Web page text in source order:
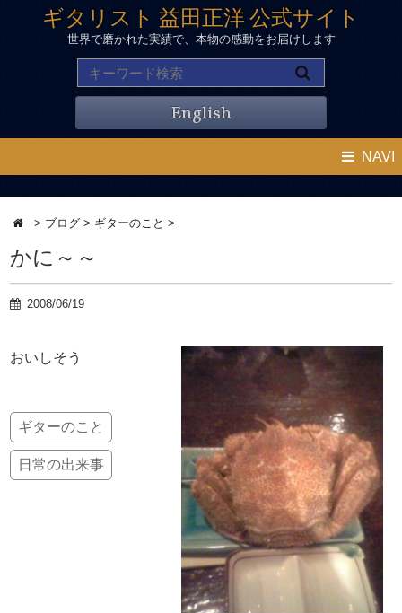
ギタリスト 益田正洋 公式サイト
世界で磨かれた実績で、本物の感動をお届けします
English
NAVI
> ブログ > ギターのこと >
かに～～
2008/06/19
おいしそう
ギターのこと
日常の出来事